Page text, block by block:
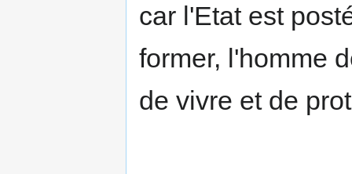
car l'Etat est
former, l'homme
de vivre et de